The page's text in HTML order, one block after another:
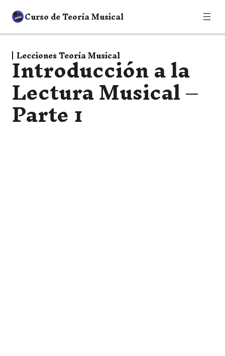
Curso de Teoría Musical
Clases Cortas Teoría Musical
7 lecciones
Lecciones Teoría Musical
Introducción a la Lectura Musical – Parte 1
Lecciones Teoría Musical
Introducción a la
Lectura Musical –
Parte 1